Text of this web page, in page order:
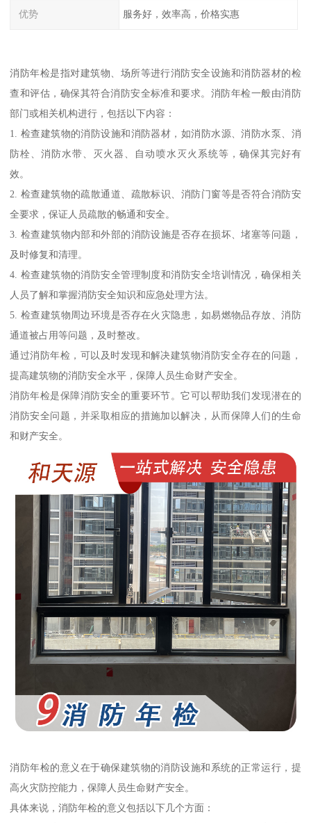
优势 服务好，效率高，价格实惠
消防年检是指对建筑物、场所等进行消防安全设施和消防器材的检
查和评估，确保其符合消防安全标准和要求。消防年检一般由消防
部门或相关机构进行，包括以下内容：
1. 检查建筑物的消防设施和消防器材，如消防水源、消防水泵、消
防栓、消防水带、灭火器、自动喷水灭火系统等，确保其完好有
效。
2. 检查建筑物的疏散通道、疏散标识、消防门窗等是否符合消防安
全要求，保证人员疏散的畅通和安全。
3. 检查建筑物内部和外部的消防设施是否存在损坏、堵塞等问题，
及时修复和清理。
4. 检查建筑物的消防安全管理制度和消防安全培训情况，确保相关
人员了解和掌握消防安全知识和应急处理方法。
5. 检查建筑物周边环境是否存在火灾隐患，如易燃物品存放、消防
通道被占用等问题，及时整改。
通过消防年检，可以及时发现和解决建筑物消防安全存在的问题，
提高建筑物的消防安全水平，保障人员生命财产安全。
消防年检是保障消防安全的重要环节。它可以帮助我们发现潜在的
消防安全问题，并采取相应的措施加以解决，从而保障人们的生命
和财产安全。
消防年检的意义在于确保建筑物的消防设施和系统的正常运行，提
高火灾防控能力，保障人员生命财产安全。
具体来说，消防年检的意义包括以下几个方面：